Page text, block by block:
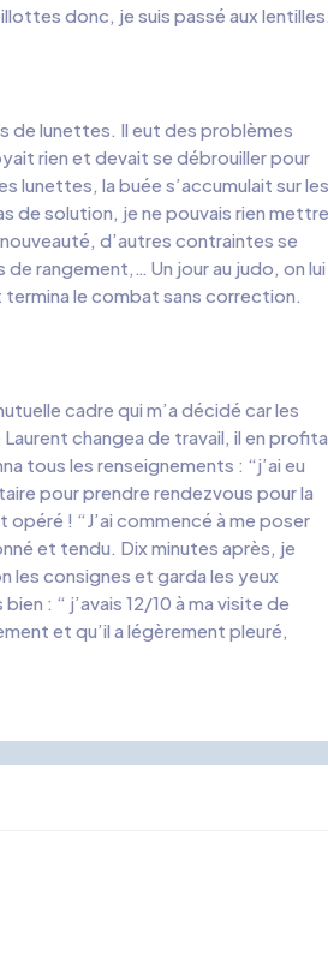
donc, je suis passé aux
de lunettes. Il eut des problèmes
rien et devait se débrouiller pour
lunettes, la buée s’accumulait sur
de solution, je ne pouvais rien
d’autres contraintes se
rangement,… Un jour au judo, on lui
termina le combat sans correction.
cadre qui m’a décidé car les
changea de travail, il en profita
tous les renseignements : “j’ai eu
pour prendre rendezvous pour la
! “J’ai commencé à me poser
et tendu. Dix minutes après, je
les consignes et garda les yeux
: “ j’avais 12/10 à ma visite de
et qu’il a légèrement pleuré,